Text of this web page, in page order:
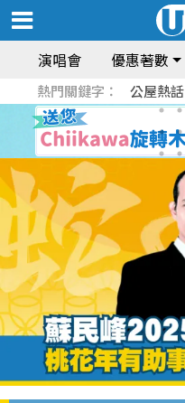
演唱會 優惠著數
熱門關鍵字： 公屋熱話